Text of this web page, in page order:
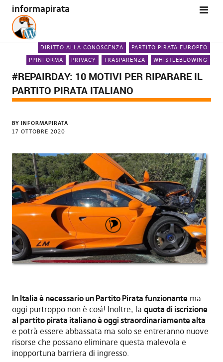
informapirata
DIRITTO ALLA CONOSCENZA
PARTITO PIRATA EUROPEO
PPINFORMA
PRIVACY TRASPARENZA WHISTLEBLOWING
#REPAIRDAY: 10 MOTIVI PER RIPARARE IL
PARTITO PIRATA ITALIANO
BY INFORMAPIRATA
17 OTTOBRE 2020
In Italia è necessario un Partito Pirata funzionantema
oggi purtroppo non è così! Inoltre, la quota di iscrizione
al partito pirata italiano è oggi straordinariamente alta
e potrà essere abbassata ma solo se entreranno nuove
risorse che possano eliminare questa malevola e
inopportuna barriera di ingresso.